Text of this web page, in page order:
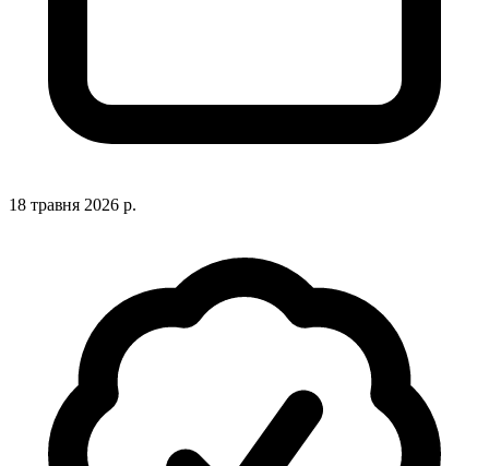
18 травня 2026 р.